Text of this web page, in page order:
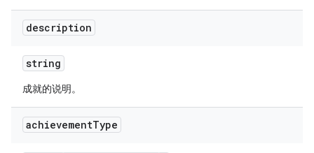
description
string
成就的说明。
achievementType